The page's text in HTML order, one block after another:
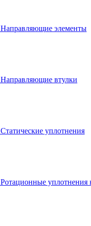
Направляющие элементы
Направляющие втулки
Статические уплотнения
Ротационные уплотнения